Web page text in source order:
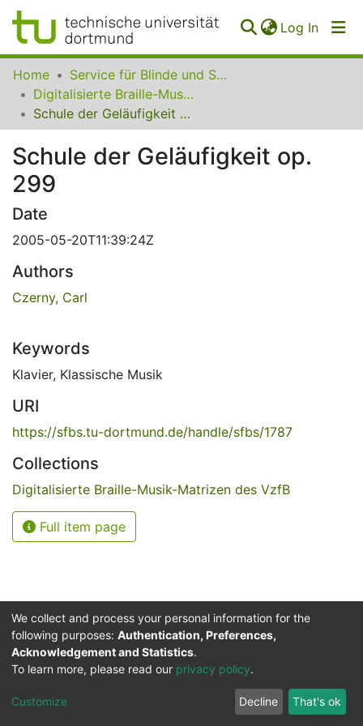
Log In
Communities
Collections
FAQ
Home
Service für Blinde und Sehbehinderte der UB Dortmund
Digitalisierte Braille-Musik-Matrizen des VzfB
Schule der Geläufigkeit op. 299
Schule der Geläufigkeit op.
299
Date
2005-05-20T11:39:24Z
Authors
Czerny, Carl
Keywords
Klavier, Klassische Musik
URI
https://sfbs.tu-dortmund.de/handle/sfbs/1787
Collections
Digitalisierte Braille-Musik-Matrizen des VzfB
Full item page
Service for the Blind and Visually Impaired
ITMC
Cookie
Privacy
policy
Feedback
We collect and process your personal information for the
following purposes: Authentication, Preferences,
Acknowledgement and Statistics.
To learn more, please read our privacy policy.
Customize Decline That's ok